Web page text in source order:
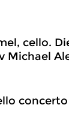
cello.
Michael